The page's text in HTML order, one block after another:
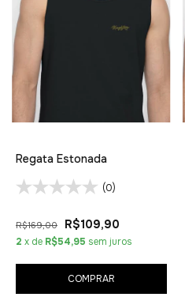
Regata Estonada
(0)
R$169,00 R$109,90
2 x de R$54,95 sem juros
COMPRAR